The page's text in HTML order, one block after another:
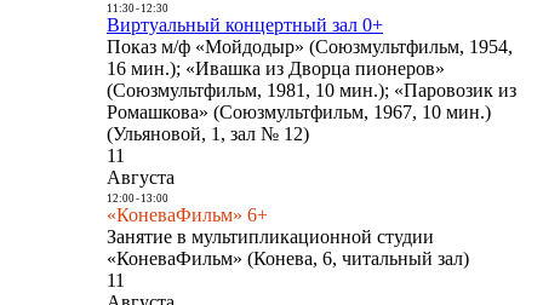
11:30- 12:30
Виртуальный концертный зал 0+
Показ м/ф «Мойдодыр» (Союзмультфильм, 1954,
16 мин.); «Ивашка из Дворца пионеров»
(Союзмультфильм, 1981, 10 мин.); «Паровозик из
Ромашкова» (Союзмультфильм, 1967, 10 мин.)
(Ульяновой, 1, зал № 12)
11
Августа
12:00- 13:00
«КоневаФильм» 6+
Занятие в мультипликационной студии
«КоневаФильм» (Конева, 6, читальный зал)
11